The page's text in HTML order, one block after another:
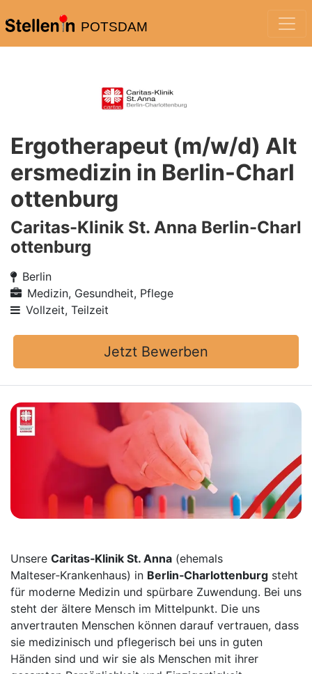
POTSDAM
Ergotherapeut (m/w/d) Alt
ersmedizin in Berlin-Charl
ottenburg
Caritas-Klinik St. Anna Berlin-Charl
ottenburg
Berlin
Medizin, Gesundheit, Pflege
Vollzeit, Teilzeit
Jetzt Bewerben
Unsere Caritas‑Klinik St. Anna (ehemals
Malteser‑Krankenhaus) in Berlin‑Charlottenburg steht
für moderne Medizin und spürbare Zuwendung. Bei uns
steht der ältere Mensch im Mittelpunkt. Die uns
anvertrauten Menschen können darauf vertrauen, dass
sie medizinisch und pflegerisch bei uns in guten
Händen sind und wir sie als Menschen mit ihrer